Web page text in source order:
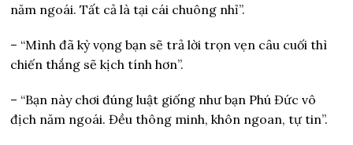
năm ngoái. Tất cả là tại cái chuông nhỉ”.
– “Mình đã kỳ vọng bạn sẽ trả lời trọn vẹn câu cuối thì
chiến thắng sẽ kịch tính hơn”.
– “Bạn này chơi đúng luật giống như bạn Phú Đức vô
địch năm ngoái. Đều thông minh, khôn ngoan, tự tin”.